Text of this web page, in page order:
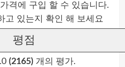
격에 구입 할 수 있습니다.
고 있는지 확인 해 보세요
평점
(2165)개의 평가.